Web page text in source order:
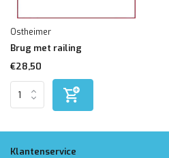
Ostheimer
Brug met railing
€28,50
Klantenservice